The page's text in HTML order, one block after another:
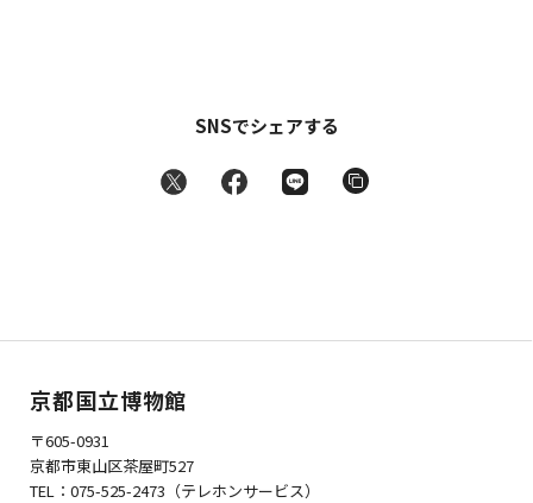
SNSでシェアする
京都国立博物館
〒605-0931
京都市東山区茶屋町527
TEL：075-525-2473（テレホンサービス）